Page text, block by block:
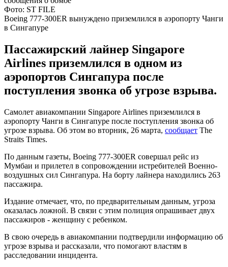
Фото: ST FILE
Boeing 777-300ER вынуждено приземлился в аэропорту Чанги
в Сингапуре
Пассажирский лайнер Singapore
Airlines приземлился в одном из
аэропортов Сингапура после
поступления звонка об угрозе взрыва.
Самолет авиакомпании Singapore Airlines приземлился в
аэропорту Чанги в Сингапуре после поступления звонка об
угрозе взрыва. Об этом во вторник, 26 марта, сообщает The
Straits Times.
По данным газеты, Boeing 777-300ER совершал рейс из
Мумбаи и прилетел в сопровождении истребителей Военно-
воздушных сил Сингапура. На борту лайнера находились 263
пассажира.
Издание отмечает, что, по предварительным данным, угроза
оказалась ложной. В связи с этим полиция опрашивает двух
пассажиров - женщину с ребенком.
В свою очередь в авиакомпании подтвердили информацию об
угрозе взрыва и рассказали, что помогают властям в
расследовании инцидента.